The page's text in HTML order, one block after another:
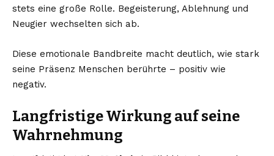
stets eine große Rolle. Begeisterung, Ablehnung und
Neugier wechselten sich ab.
Diese emotionale Bandbreite macht deutlich, wie stark
seine Präsenz Menschen berührte – positiv wie
negativ.
Langfristige Wirkung auf seine
Wahrnehmung